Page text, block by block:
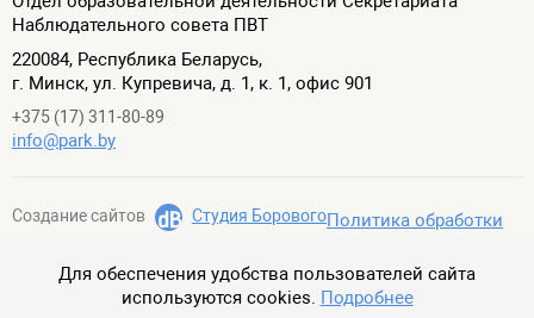
Для обеспечения удобства пользователей сайта
используются cookies. Подробнее
Наблюдательного совета ПВТ
220084, Республика Беларусь,
г. Минск, ул. Купревича, д. 1, к. 1, офис 901
+375 (17) 311-80-89
info@park.by
Создание сайтов Студия БоровогоПолитика обработки
Политика в отношении обработки cookie